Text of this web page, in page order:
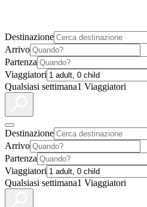
Destinazione
Arrivo
Partenza
Viaggiatori
Qualsiasi settimana1 Viaggiatori
Destinazione
Arrivo
Partenza
Viaggiatori
Qualsiasi settimana1 Viaggiatori